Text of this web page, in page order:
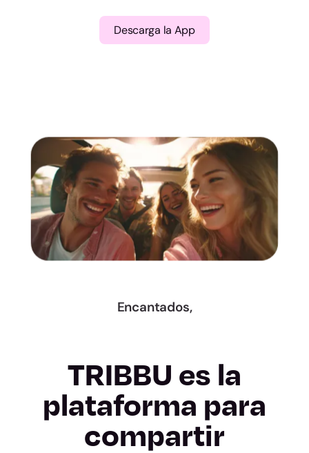
Descarga la App
Encantados,
TRIBBU es la
plataforma para
compartir